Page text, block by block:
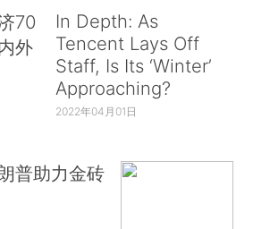
70
外
In Depth: As
Tencent Lays Off
Staff, Is Its ‘Winter’
Approaching?
2022年04月01日
普助力金砖